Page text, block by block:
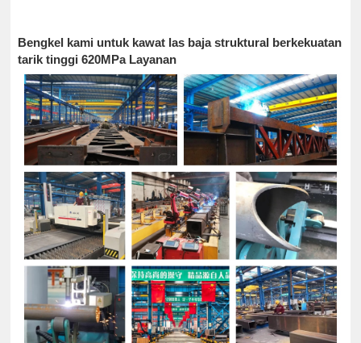
Bengkel kami untuk kawat las baja struktural berkekuatan
tarik tinggi 620MPa Layanan